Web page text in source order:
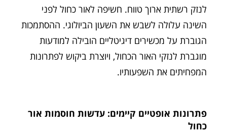
לנזק רשתית ארוך טווח. חשיפה לאור כחול לפני
השינה עלולה לשבש את השעון הביולוגי. ההסתמכות
הגוברת על מכשירים דיגיטליים הובילה למודעות
מוגברת לנזקי האור הכחול, ויוצרת ביקוש לפתרונות
המפחיתים את השפעותיו.
פתרונות אופטיים קיימים: עדשות חוסמות אור
כחול